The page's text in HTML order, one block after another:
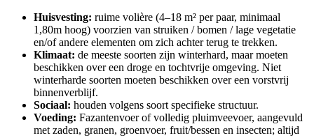
Huisvesting: ruime volière (4–18 m² per paar, minimaal
1,80m hoog) voorzien van struiken / bomen / lage vegetatie
en/of andere elementen om zich achter terug te trekken.
Klimaat: de meeste soorten zijn winterhard, maar moeten
beschikken over een droge en tochtvrije omgeving. Niet
winterharde soorten moeten beschikken over een vorstvrij
binnenverblijf.
Sociaal: houden volgens soort specifieke structuur.
Voeding: Fazantenvoer of volledig pluimveevoer, aangevuld
met zaden, granen, groenvoer, fruit/bessen en insecten; altijd